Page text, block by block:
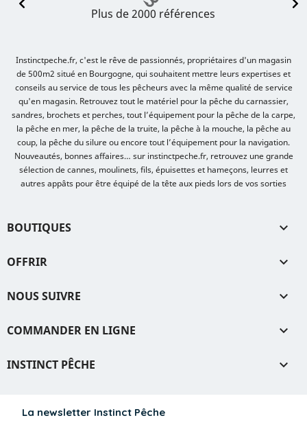
La newsletter Instinct Pêche
Plus de 2000 références
Instinctpeche.fr, c'est le rêve de passionnés, propriétaires d'un magasin
de 500m2 situé en Bourgogne, qui souhaitent mettre leurs expertises et
conseils au service de tous les pêcheurs avec la même qualité de service
qu'en magasin. Retrouvez tout le matériel pour la pêche du carnassier,
sandres, brochets et perches, tout l’équipement pour la pêche de la carpe,
la pêche en mer, la pêche de la truite, la pêche à la mouche, la pêche au
coup, la pêche du silure ou encore tout l’équipement pour la navigation.
Nouveautés, bonnes affaires… sur instinctpeche.fr, retrouvez une grande
sélection de cannes, moulinets, fils, épuisettes et hameçons, leurres et
autres appâts pour être équipé de la tête aux pieds lors de vos sorties
BOUTIQUES 
OFFRIR 
NOUS SUIVRE 
COMMANDER EN LIGNE 
INSTINCT PÊCHE 